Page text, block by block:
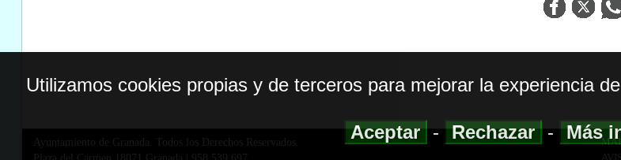
Ayuntamiento de Granada. Todos los Derechos Reservados.
Utilizamos cookies propias y de terceros para mejorar la experiencia
Aceptar-Rechazar-Más